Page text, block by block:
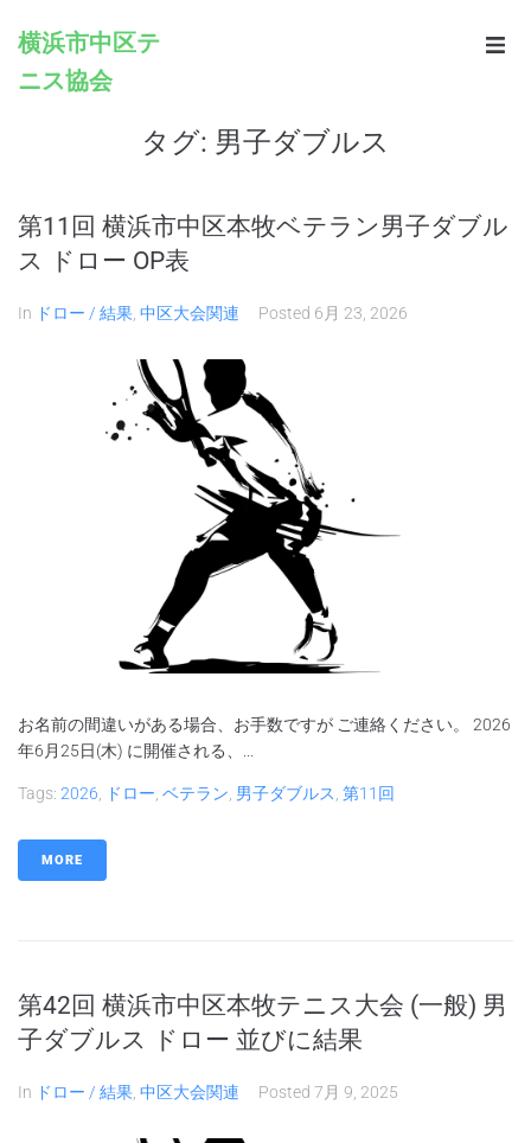
横浜市中区テ
ニス協会
Schedule
タグ: 男子ダブルス
第11回 横浜市中区本牧ベテラン男子ダブル
ス ドロー OP表
In ドロー / 結果 中区大会関連 Posted 6月 23, 2026
お名前の間違いがある場合、お手数ですが ご連絡ください。 2026
年6月25日(木) に開催される、...
Tags: 2026, ドロー, ベテラン, 男子ダブルス, 第11回
MORE
第42回 横浜市中区本牧テニス大会 (一般) 男
子ダブルス ドロー 並びに結果
In ドロー / 結果, 中区大会関連 Posted 7月 9, 2025